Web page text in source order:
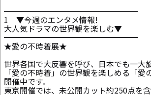
━━━━━━━━━━━━━━━━━
1 ▼今週のエンタメ情報!
大人気ドラマの世界観を楽しむ▼
━━━━━━━━━━━━━━━━━
★愛の不時着展★
世界各国で大反響を呼び、日本でも一大
「愛の不時着」の世界観を楽しめる「愛
開催中です。
東京開催では、未公開カット約250点を